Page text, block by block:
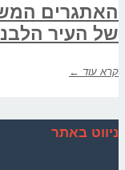
האתגרים
של העיר
קרא עוד ←
ניווט באתר